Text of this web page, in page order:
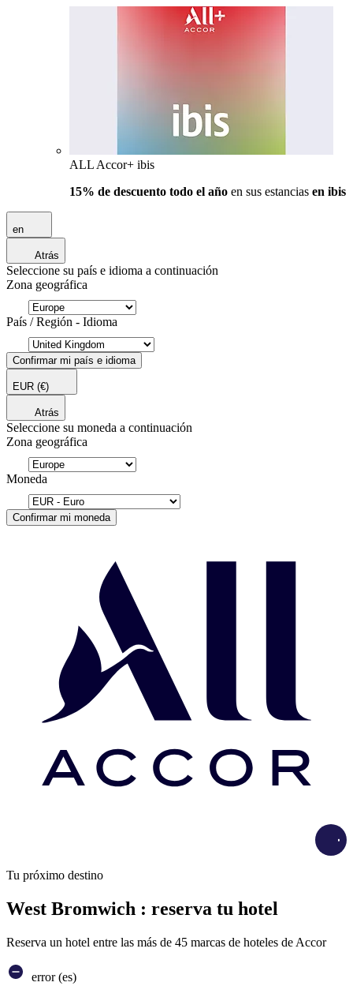
ALL Accor+ ibis
15% de descuento todo el año en sus estancias en ibis
en
Atrás
Seleccione su país e idioma a continuación
Zona geográfica
País / Región - Idioma
Confirmar mi país e idioma
EUR (€)
Atrás
Seleccione su moneda a continuación
Zona geográfica
Moneda
Confirmar mi moneda
Tu próximo destino
West Bromwich : reserva tu hotel
Reserva un hotel entre las más de 45 marcas de hoteles de Accor
error (es)